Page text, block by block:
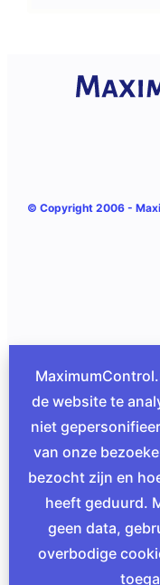
© Copyright 2006 -
de website te
niet
van onze
bezocht zijn en
heeft geduurd.
geen data,
overbodige